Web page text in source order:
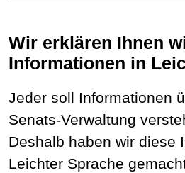
Wir erklären Ihnen wichtige
Informationen in
Jeder soll Informationen
Senats-Verwaltung
Deshalb haben wir diese
Leichter Sprache